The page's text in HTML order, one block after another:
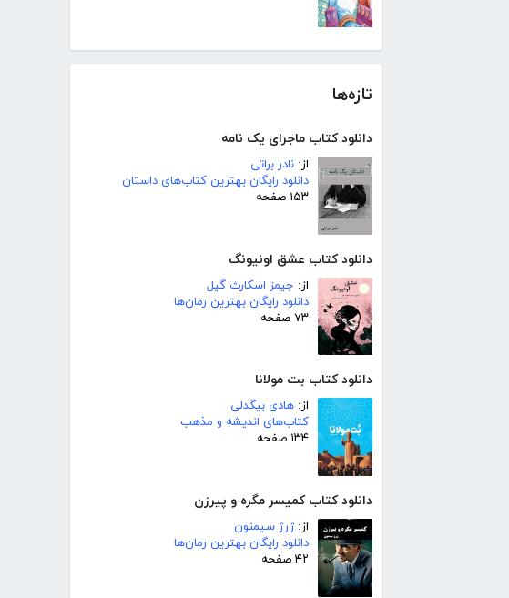
تازه‌ها
دانلود کتاب ماجرای یک نامه
از: نادر براتی
دانلود رایگان بهترین کتاب‌های داستان
۱۵۳ صفحه
دانلود کتاب عشق اونیونگ
از: جیمز اسکارث گیل
دانلود رایگان بهترین رمان‌ها
۷۳ صفحه
دانلود کتاب بت مولانا
از: هادی بیگدلی
کتاب‌های اندیشه و مذهب
۱۳۴ صفحه
دانلود کتاب کمیسر مگره و پیرزن
از:ژرژ سیمنون
دانلود رایگان بهترین رمان‌ها
۴۲ صفحه